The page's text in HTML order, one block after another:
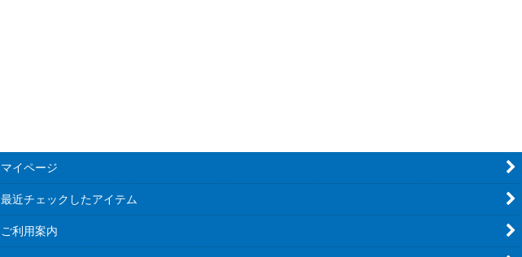
マイページ
最近チェックしたアイテム
ご利用案内